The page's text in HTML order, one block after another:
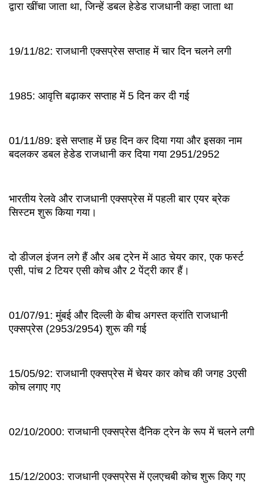
द्वारा खींचा जाता था, जिन्हें डबल हेडेड राजधानी कहा जाता था
19/11/82: राजधानी एक्सप्रेस सप्ताह में चार दिन चलने लगी
1985: आवृत्ति बढ़ाकर सप्ताह में 5 दिन कर दी गई
01/11/89: इसे सप्ताह में छह दिन कर दिया गया और इसका नाम
बदलकर डबल हेडेड राजधानी कर दिया गया 2951/2952
भारतीय रेलवे और राजधानी एक्सप्रेस में पहली बार एयर ब्रेक
सिस्टम शुरू किया गया।
दो डीजल इंजन लगे हैं और अब ट्रेन में आठ चेयर कार, एक फर्स्ट
एसी, पांच 2 टियर एसी कोच और 2 पेंट्री कार हैं।
01/07/91: मुंबई और दिल्ली के बीच अगस्त क्रांति राजधानी
एक्सप्रेस (2953/2954) शुरू की गई
15/05/92: राजधानी एक्सप्रेस में चेयर कार कोच की जगह 3एसी
कोच लगाए गए
02/10/2000: राजधानी एक्सप्रेस दैनिक ट्रेन के रूप में चलने लगी
15/12/2003: राजधानी एक्सप्रेस में एलएचबी कोच शुरू किए गए